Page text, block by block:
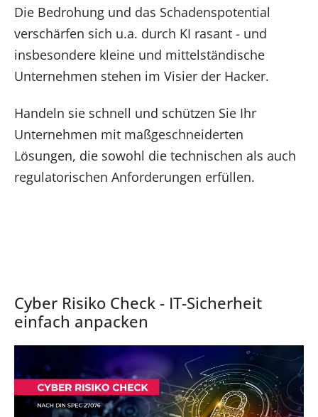
Die Bedrohung und das Schadenspotential
verschärfen sich u.a. durch KI rasant - und
insbesondere kleine und mittelständische
Unternehmen stehen im Visier der Hacker.
Handeln sie schnell und schützen Sie Ihr
Unternehmen mit maßgeschneiderten
Lösungen, die sowohl die technischen als auch
regulatorischen Anforderungen erfüllen.
Cyber Risiko Check - IT-Sicherheit
einfach anpacken